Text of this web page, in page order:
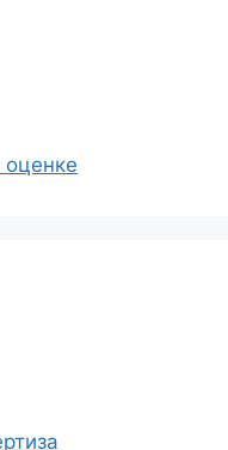
оценке